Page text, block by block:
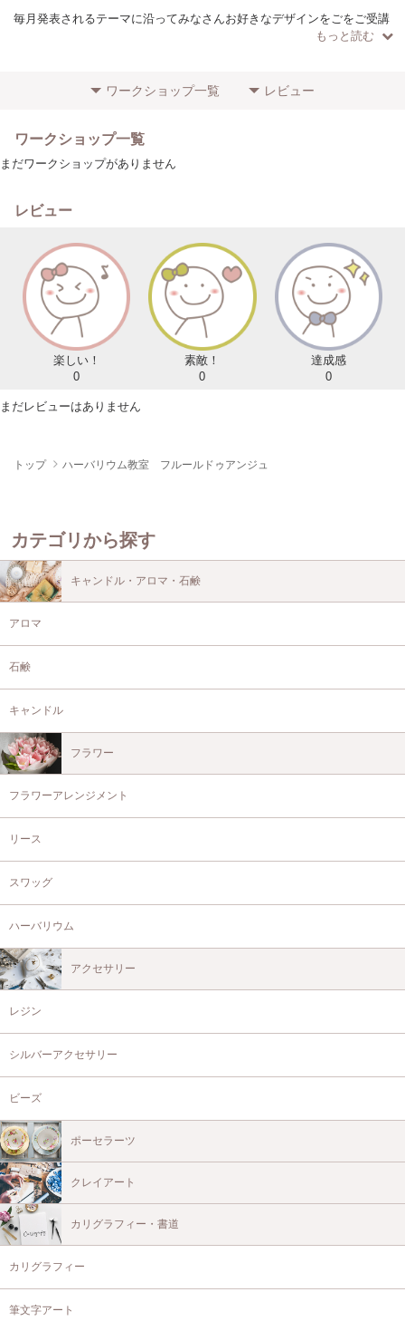
毎月発表されるテーマに沿ってみなさんお好きなデザインをごをご受講
インだけを単発でお受け頂くことも可能です☺️
り、完成度の高い作品をお持ち帰り頂けます☺️
毎月毎月、目を輝かせて作品作りを心から楽しんで下さる生徒様の笑顔
もっと読む
ワークショップ一覧 レビュー
ワークショップ一覧
まだワークショップがありません
レビュー
楽しい！
0
素敵！
0
達成感
0
まだレビューはありません
トップ ハーバリウム教室 フルールドゥアンジュ
カテゴリから探す
キャンドル・アロマ・石鹸
アロマ
石鹸
キャンドル
フラワー
フラワーアレンジメント
リース
スワッグ
ハーバリウム
アクセサリー
レジン
シルバーアクセサリー
ビーズ
ポーセラーツ
クレイアート
カリグラフィー・書道
カリグラフィー
筆文字アート